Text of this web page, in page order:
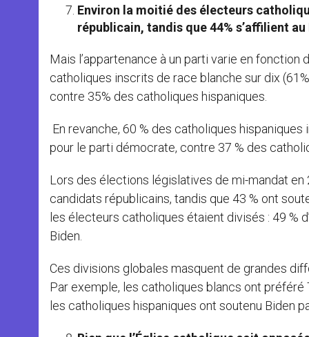
Environ la moitié des électeurs
républicain, tandis que 44% s’affilient
Mais l’appartenance à un parti varie en fonction
catholiques inscrits de race blanche sur dix
contre 35% des catholiques hispaniques.
En revanche, 60 % des catholiques
pour le parti démocrate, contre 37 % des
Lors des élections législatives de mi-mandat
candidats républicains, tandis que 43 % ont
les électeurs catholiques étaient divisés : 49 %
Biden.
Ces divisions globales masquent de grandes
Par exemple, les catholiques blancs ont
les catholiques hispaniques ont soutenu Biden